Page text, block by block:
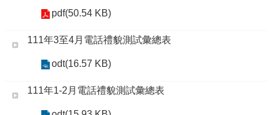
pdf(50.54 KB)
111年3至4月電話禮貌測試彙總表
odt(16.57 KB)
111年1-2月電話禮貌測試彙總表